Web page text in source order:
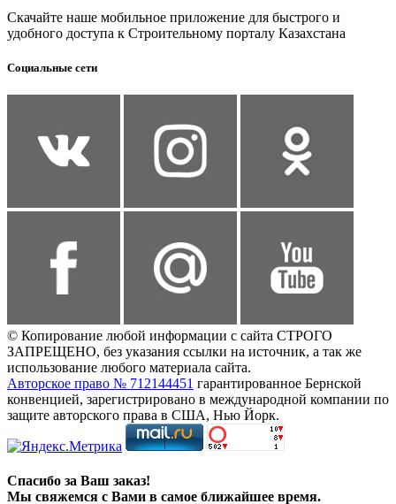
Скачайте наше мобильное приложение для быстрого и
удобного доступа к Строительному порталу Казахстана
Социальные сети
© Копирование любой информации с сайта СТРОГО
ЗАПРЕЩЕНО, без указания ссылки на источник, а так же
использование любого материала сайта.
Авторское право № 712144451 гарантированное Бернской
конвенцией, зарегистрировано в международной компании по
защите авторского права в США, Нью Йорк.
Спасибо за Ваш заказ!
Мы свяжемся с Вами в самое ближайшее время.